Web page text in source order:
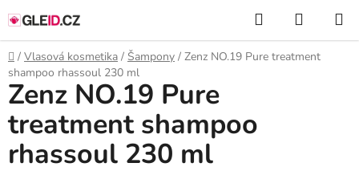
na
obsah
Hledat
KOŠÍK
Domů
/ Vlasová kosmetika / Šampony / Zenz NO.19 Pure treatment
shampoo rhassoul 230 ml
Zenz NO.19 Pure
treatment shampoo
rhassoul 230 ml